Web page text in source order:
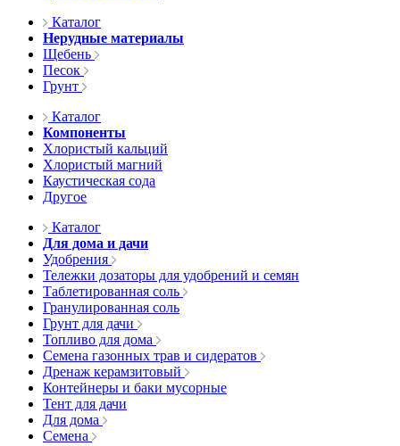
Каталог
Нерудные материалы
Щебень
Песок
Грунт
Каталог
Компоненты
Хлористый кальций
Хлористый магний
Каустическая сода
Другое
Каталог
Для дома и дачи
Удобрения
Тележки дозаторы для удобрений и семян
Таблетированная соль
Гранулированная соль
Грунт для дачи
Топливо для дома
Семена газонных трав и сидератов
Дренаж керамзитовый
Контейнеры и баки мусорные
Тент для дачи
Для дома
Семена